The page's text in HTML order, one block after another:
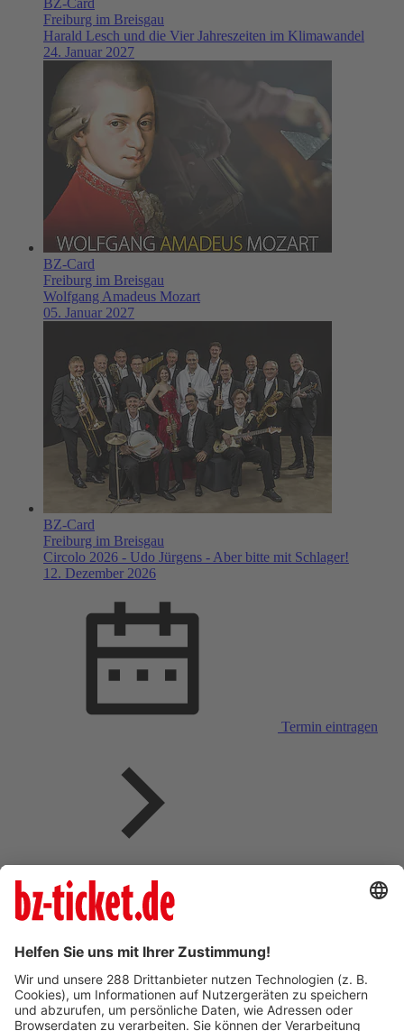
Freiburg im Breisgau
Harald Lesch und die Vier Jahreszeiten im Klimawandel
24. Januar 2027
BZ-Card
Freiburg im Breisgau
Wolfgang Amadeus Mozart
05. Januar 2027
BZ-Card
Freiburg im Breisgau
Circolo 2026 - Udo Jürgens - Aber bitte mit Schlager!
12. Dezember 2026
Termin eintragen
BZ-Card Vorteile